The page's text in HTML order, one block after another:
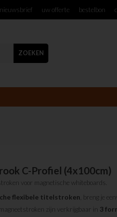
nieuwsbrief uw offerte bestelbon
ZOEKEN
C-Profiel (4x100cm)
voor magnetische whiteboards.
flexibele titelstroken , breng je
zijn verkrijgbaar in 3